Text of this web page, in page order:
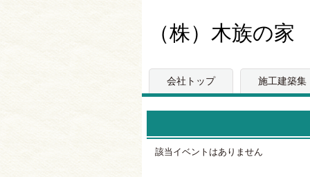
（株）木族の家
会社トップ 施工建築集
該当イベントはありません